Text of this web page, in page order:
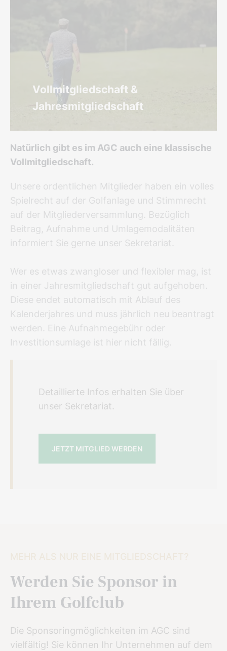
Vollmitgliedschaft &
Jahresmitgliedschaft
Natürlich gibt es im AGC auch eine klassische
Vollmitgliedschaft.
Unsere ordentlichen Mitglieder haben ein volles
Spielrecht auf der Golfanlage und Stimmrecht
auf der Mitgliederversammlung. Bezüglich
Beitrag, Aufnahme und Umlagemodalitäten
informiert Sie gerne unser Sekretariat.
Wer es etwas zwangloser und flexibler mag, ist
in einer Jahresmitgliedschaft gut aufgehoben.
Diese endet automatisch mit Ablauf des
Kalenderjahres und muss jährlich neu beantragt
werden. Eine Aufnahmegebühr oder
Investitionsumlage ist hier nicht fällig.
Detaillierte Infos erhalten Sie über
unser Sekretariat.
JETZT MITGLIED WERDEN
Werden Sie Sponsor in
Ihrem Golfclub
Die Sponsoringmöglichkeiten im AGC sind
vielfältig! Sie können Ihr Unternehmen auf dem